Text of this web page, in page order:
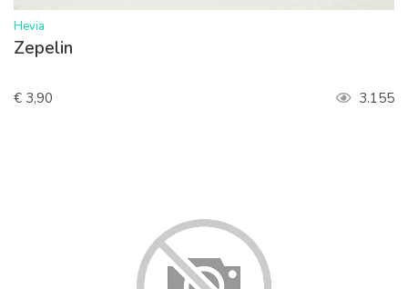
>
Hevia
Zepelin
€ 3,90 3.155